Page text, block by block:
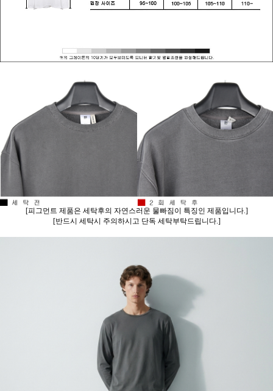
[피그먼트 제품은 세탁후의 자연스러운 물빠짐이 특징인 제품입니다.]
[반드시 세탁시 주의하시고 단독 세탁부탁드립니다.]